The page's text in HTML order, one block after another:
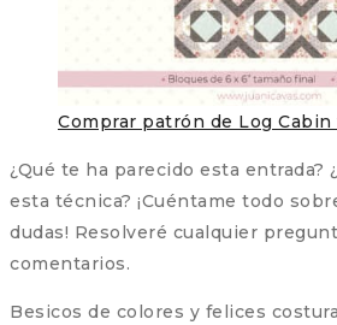
Comprar patrón de Log
¿Qué te ha parecido esta entrada?
esta técnica? ¡Cuéntame todo
dudas! Resolveré cualquier
comentarios.
Besicos de colores y felices